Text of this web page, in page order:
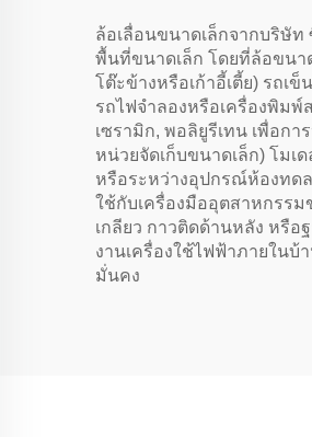
ล้อเลื่อนขนาดเล็กจากบริษั
พื้นที่ขนาดเล็ก โดยที่ล้อขนา
โต๊ะข้างหรือเก้าอี้เตี้ย) รถเ
รถไฟจำลองหรือเครื่องพิมพ์
เซรามิก, พอลิยูรีเทน เพื่อก
หน่วยจัดเก็บขนาดเล็ก) โม
หรือระหว่างอุปกรณ์ห้องทด
ใช้กับเครื่องมืออุตสาหกรรม
เกลียว กาวติดด้านหลัง หรือ
งานเครื่องใช้ไฟฟ้าภายใน
มั่นคง